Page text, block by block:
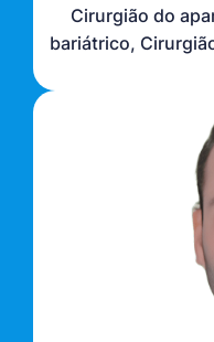
Cirurgião do
bariátrico,